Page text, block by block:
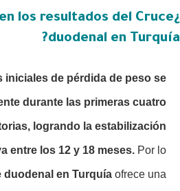
los resultados del Cruce
duodenal en Turquía?
iniciales de pérdida de peso se
durante las primeras cuatro
logrando la estabilización
entre los 12 y 18 meses. Por lo
duodenal en Turquía ofrece una